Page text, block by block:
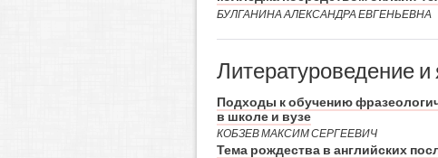
БУЛГАНИНА АЛЕКСАНДРА ЕВГЕНЬЕВНА
Литературоведение и
Подходы к обучению
в школе и вузе
КОБЗЕВ МАКСИМ СЕРГЕЕВИЧ
Тема рождества в английских